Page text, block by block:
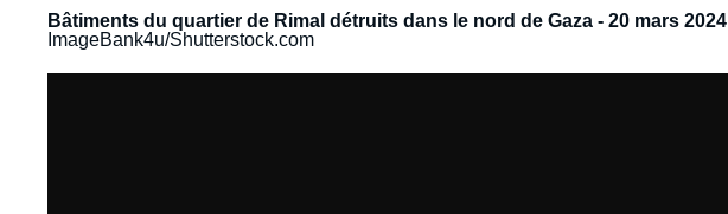
Bâtiments du quartier de Rimal détruits dans le nord de Gaza - 20 mars 2024
ImageBank4u/Shutterstock.com